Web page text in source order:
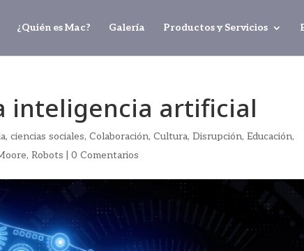
¿Quién es Mac? Galería Productos y Servicios
inteligencia artificial
,ciencias sociales,Colaboración,Cultura,Disrupción,Educación,
,Robots |0 Comentarios